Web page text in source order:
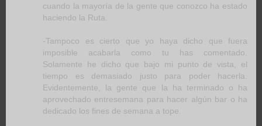
cuando la mayoría de la gente que conozco ha estado
haciendo la Ruta.
-Tampoco es cierto que yo haya dicho que fuera
imposible acabarla como tu has comentado.
Solamente he dicho que bajo mi punto de vista, el
tiempo es demasiado justo para poder hacerla.
Evidentemente, la gente que la ha terminado o ha
aprovechado entresemana para hacer algún bar o ha
dedicado los fines de semana a tope.